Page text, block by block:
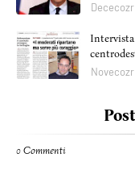
Dececozr
Intervista
0 Commenti